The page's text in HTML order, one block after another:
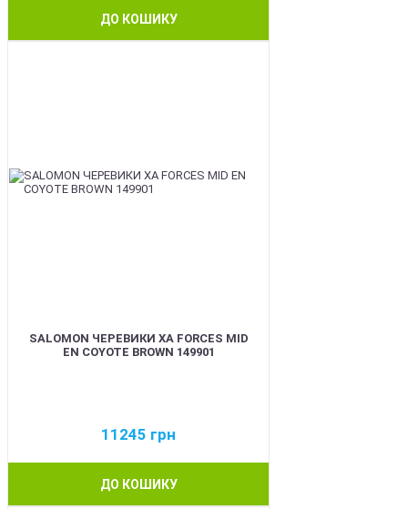
ДО КОШИКУ
SALOMON ЧЕРЕВИКИ XA FORCES MID
EN COYOTE BROWN 149901
11245 грн
ДО КОШИКУ